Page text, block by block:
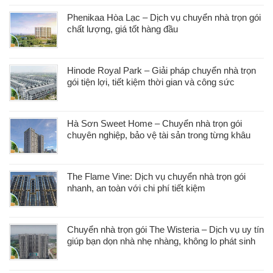
Phenikaa Hòa Lạc – Dịch vụ chuyển nhà trọn gói
chất lượng, giá tốt hàng đầu
Hinode Royal Park – Giải pháp chuyển nhà trọn
gói tiện lợi, tiết kiệm thời gian và công sức
Hà Sơn Sweet Home – Chuyển nhà trọn gói
chuyên nghiệp, bảo vệ tài sản trong từng khâu
The Flame Vine: Dịch vụ chuyển nhà trọn gói
nhanh, an toàn với chi phí tiết kiệm
Chuyển nhà trọn gói The Wisteria – Dịch vụ uy tín
giúp bạn dọn nhà nhẹ nhàng, không lo phát sinh